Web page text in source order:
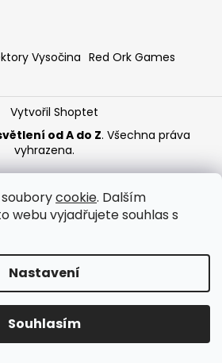
cookie. Dalším
webu vyjadřujete souhlas s
Nastavení
Souhlasím
HLEDAT
Vysočina Red Ork Games
Vytvořil Shoptet
od A do Z. Všechna práva
vyhrazena.